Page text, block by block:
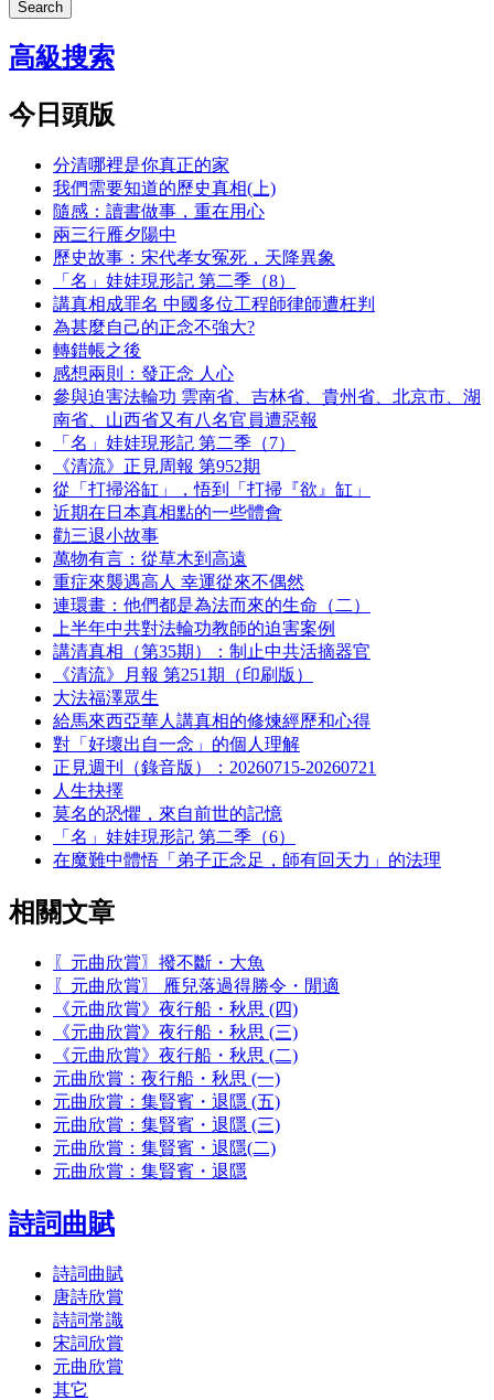
Search
高級搜索
今日頭版
分清哪裡是你真正的家
我們需要知道的歷史真相(上)
隨感：讀書做事，重在用心
兩三行雁夕陽中
歷史故事：宋代孝女冤死，天降異象
「名」娃娃現形記 第二季（8）
講真相成罪名 中國多位工程師律師遭枉判
為甚麼自己的正念不強大?
轉錯帳之後
感想兩則：發正念 人心
參與迫害法輪功 雲南省、吉林省、貴州省、北京市、湖
南省、山西省又有八名官員遭惡報
「名」娃娃現形記 第二季（7）
《清流》正見周報 第952期
從「打掃浴缸」，悟到「打掃『欲』缸」
近期在日本真相點的一些體會
勸三退小故事
萬物有言：從草木到高遠
重症來襲遇高人 幸運從來不偶然
連環畫：他們都是為法而來的生命（二）
上半年中共對法輪功教師的迫害案例
講清真相（第35期）：制止中共活摘器官
《清流》月報 第251期（印刷版）
大法福澤眾生
給馬來西亞華人講真相的修煉經歷和心得
對「好壞出自一念」的個人理解
正見週刊（錄音版）：20260715-20260721
人生抉擇
莫名的恐懼，來自前世的記憶
「名」娃娃現形記 第二季（6）
在魔難中體悟「弟子正念足，師有回天力」的法理
相關文章
〖元曲欣賞〗撥不斷・大魚
〖元曲欣賞〗 雁兒落過得勝令・閒適
《元曲欣賞》夜行船・秋思 (四)
《元曲欣賞》夜行船・秋思 (三)
《元曲欣賞》夜行船・秋思 (二)
元曲欣賞：夜行船・秋思 (一)
元曲欣賞：集賢賓・退隱 (五)
元曲欣賞：集賢賓・退隱 (三)
元曲欣賞：集賢賓・退隱(二)
元曲欣賞：集賢賓・退隱
詩詞曲賦
詩詞曲賦
唐詩欣賞
詩詞常識
宋詞欣賞
元曲欣賞
其它